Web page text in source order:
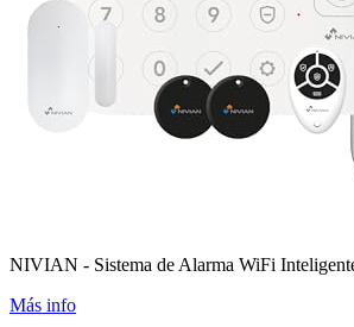
NIVIAN - Sistema de Alarma WiFi
Más info